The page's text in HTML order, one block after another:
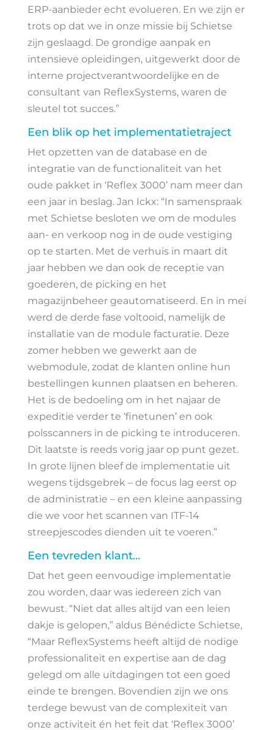
ERP-aanbieder echt evolueren. En we zijn er
trots op dat we in onze missie bij Schietse
zijn geslaagd. De grondige aanpak en
intensieve opleidingen, uitgewerkt door de
interne projectverantwoordelijke en de
consultant van ReflexSystems, waren de
sleutel tot succes.”
Een blik op het implementatietraject
Het opzetten van de database en de
integratie van de functionaliteit van het
oude pakket in ‘Reflex 3000’ nam meer dan
een jaar in beslag. Jan Ickx: “In samenspraak
met Schietse besloten we om de modules
aan- en verkoop nog in de oude vestiging
op te starten. Met de verhuis in maart dit
jaar hebben we dan ook de receptie van
goederen, de picking en het
magazijnbeheer geautomatiseerd. En in mei
werd de derde fase voltooid, namelijk de
installatie van de module facturatie. Deze
zomer hebben we gewerkt aan de
webmodule, zodat de klanten online hun
bestellingen kunnen plaatsen en beheren.
Het is de bedoeling om in het najaar de
expeditie verder te ‘finetunen’ en ook
polsscanners in de picking te introduceren.
Dit laatste is reeds vorig jaar op punt gezet.
In grote lijnen bleef de implementatie uit
wegens tijdsgebrek – de focus lag eerst op
de administratie – en een kleine aanpassing
die we voor het scannen van ITF-14
streepjescodes dienden uit te voeren.”
Een tevreden klant…
Dat het geen eenvoudige implementatie
zou worden, daar was iedereen zich van
bewust. “Niet dat alles altijd van een leien
dakje is gelopen,” aldus Bénédicte Schietse,
“Maar ReflexSystems heeft altijd de nodige
professionaliteit en expertise aan de dag
gelegd om alle uitdagingen tot een goed
einde te brengen. Bovendien zijn we ons
terdege bewust van de complexiteit van
onze activiteit én het feit dat ‘Reflex 3000’